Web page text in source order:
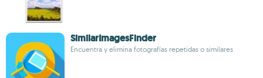
SimilarImagesFinder
Encuentra y elimina fotografías repetidas o similares